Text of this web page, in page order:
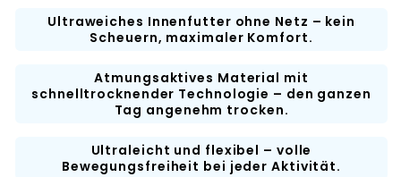
Ultraweiches Innenfutter ohne Netz – kein
Scheuern, maximaler Komfort.
Atmungsaktives Material mit
schnelltrocknender Technologie – den ganzen
Tag angenehm trocken.
Ultraleicht und flexibel – volle
Bewegungsfreiheit bei jeder Aktivität.